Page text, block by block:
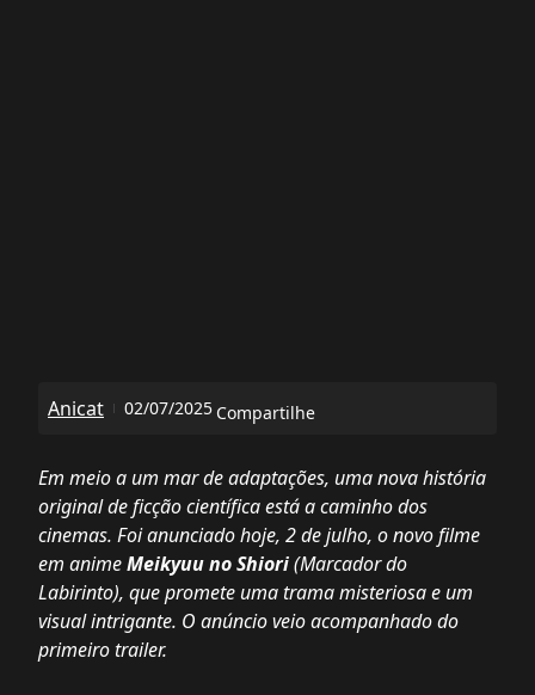
Anicat 02/07/2025 Compartilhe
Em meio a um mar de adaptações, uma nova história
original de ficção científica está a caminho dos
cinemas. Foi anunciado hoje, 2 de julho, o novo filme
em animeMeikyuu no Shiori(Marcador do
Labirinto), que promete uma trama misteriosa e um
visual intrigante. O anúncio veio acompanhado do
primeiro trailer.